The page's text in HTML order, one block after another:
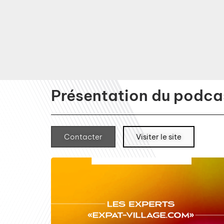
Présentation du
Contacter Visiter le site